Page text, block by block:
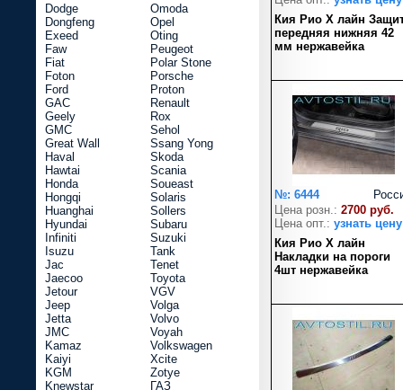
Кия Рио Х лайн
передняя нижняя 42
мм нержавейка
№: 6444
Цена розн.: 2700 руб.
Цена опт.: узнать цену
Кия Рио Х лайн
Накладки на пороги
4шт нержавейка
Dodge
Dongfeng
Exeed
Faw
Fiat
Foton
Ford
GAC
Geely
GMC
Great Wall
Haval
Hawtai
Honda
Hongqi
Huanghai
Hyundai
Infiniti
Isuzu
Jac
Jaecoo
Jetour
Jeep
Jetta
JMC
Kamaz
Kaiyi
KGM
Knewstar
Omoda
Opel
Oting
Peugeot
Polar Stone
Porsche
Proton
Renault
Rox
Sehol
Ssang Yong
Skoda
Scania
Soueast
Solaris
Sollers
Subaru
Suzuki
Tank
Tenet
Toyota
VGV
Volga
Volvo
Voyah
Volkswagen
Xcite
Zotye
ГАЗ